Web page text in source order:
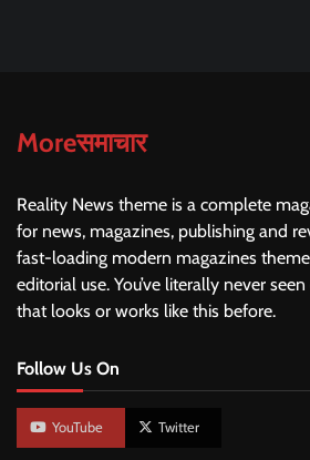
Moreसमाचार
Reality News theme is a complete
for news, magazines, publishing and
fast-loading modern magazines
editorial use. You’ve literally never
that looks or works like this before.
Follow Us On
YouTube Twitter